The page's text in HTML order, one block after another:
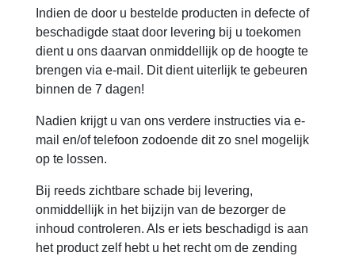
Indien de door u bestelde producten in defecte of
beschadigde staat door levering bij u toekomen
dient u ons daarvan onmiddellijk op de hoogte te
brengen via e-mail. Dit dient uiterlijk te gebeuren
binnen de 7 dagen!
Nadien krijgt u van ons verdere instructies via e-
mail en/of telefoon zodoende dit zo snel mogelijk
op te lossen.
Bij reeds zichtbare schade bij levering,
onmiddellijk in het bijzijn van de bezorger de
inhoud controleren. Als er iets beschadigd is aan
het product zelf hebt u het recht om de zending